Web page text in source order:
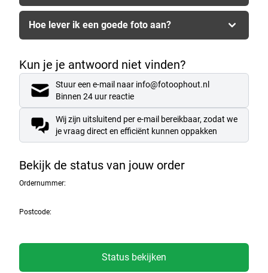
Hoe lever ik een goede foto aan?
Kun je je antwoord niet vinden?
Stuur een e-mail naar info@fotoophout.nl
Binnen 24 uur reactie
Wij zijn uitsluitend per e-mail bereikbaar, zodat we
je vraag direct en efficiënt kunnen oppakken
Bekijk de status van jouw order
Ordernummer:
Postcode:
Status bekijken